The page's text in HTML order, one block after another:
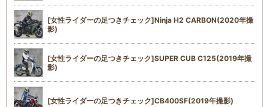
[女性ライダーの足つきチェック]Ninja H2 CARBON(2020年撮
影)
[女性ライダーの足つきチェック]SUPER CUB C125(2019年撮
影)
[女性ライダーの足つきチェック]CB400SF(2019年撮影)